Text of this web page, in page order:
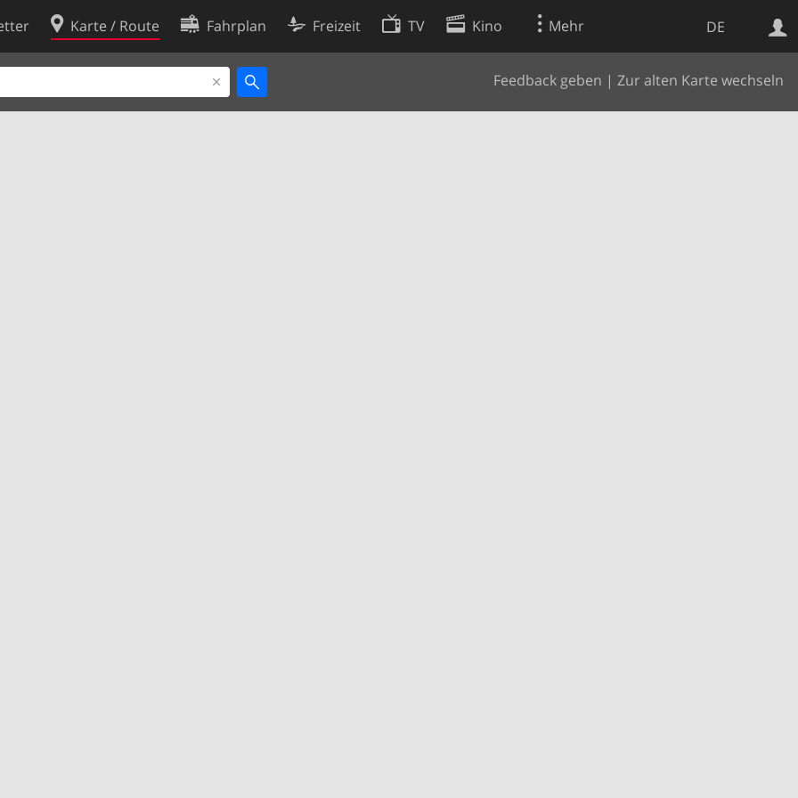
DE
Karte / Route Fahrplan Freizeit TV Kino Mehr
Feedback geben | Zur alten Karte wechseln
Websuche
Cookie-Richtlinie
Cookie-Einstellungen